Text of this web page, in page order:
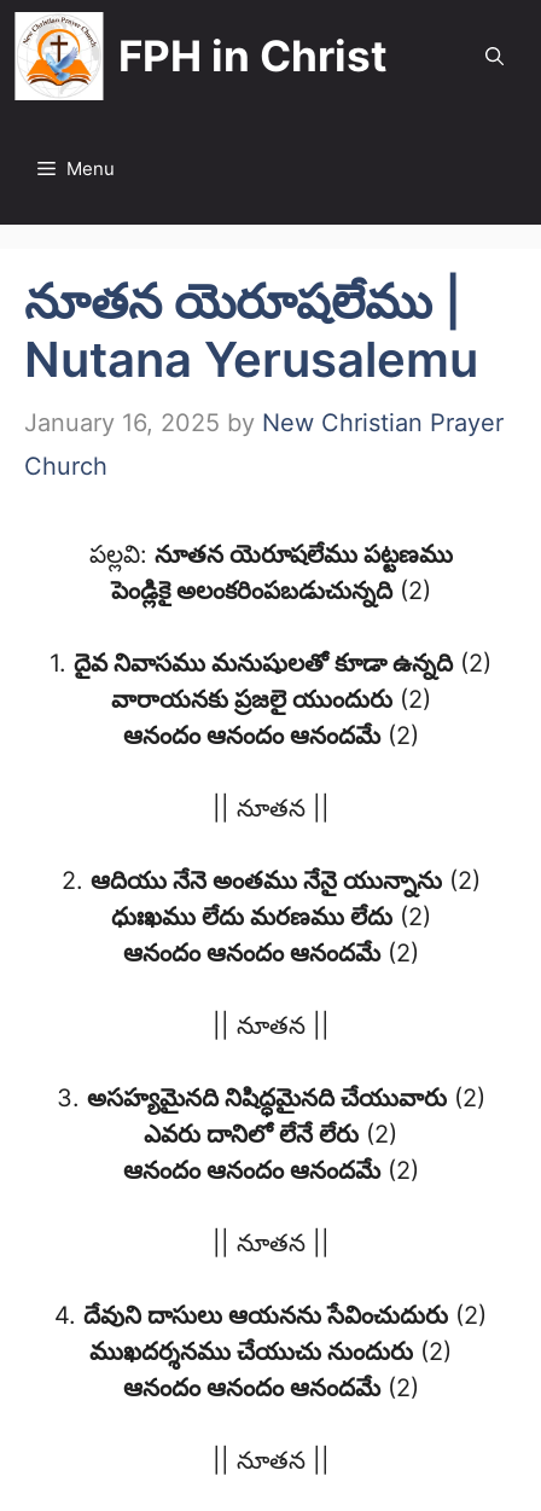
Skip
to
content
FPH in Christ
Menu
నూతన యెరూషలేము |
Nutana Yerusalemu
January 16, 2025 by New Christian Prayer
Church
పల్లవి: నూతన యెరూషలేము పట్టణము
పెండ్లికై అలంకరింపబడుచున్నది(2)
1. దైవ నివాసము మనుషులతో కూడా ఉన్నది(2)
వారాయనకు ప్రజలై యుందురు(2)
ఆనందం ఆనందం ఆనందమే(2)
|| నూతన ||
2. ఆదియు నేనె అంతము నేనై యున్నాను(2)
ధుఃఖము లేదు మరణము లేదు(2)
ఆనందం ఆనందం ఆనందమే(2)
|| నూతన ||
3. అసహ్యమైనది నిషిద్ధమైనది చేయువారు(2)
ఎవరు దానిలో లేనే లేరు (2)
ఆనందం ఆనందం ఆనందమే(2)
|| నూతన ||
4. దేవుని దాసులు ఆయనను సేవించుదురు (2)
ముఖదర్శనము చేయుచు నుందురు (2)
ఆనందం ఆనందం ఆనందమే(2)
|| నూతన ||